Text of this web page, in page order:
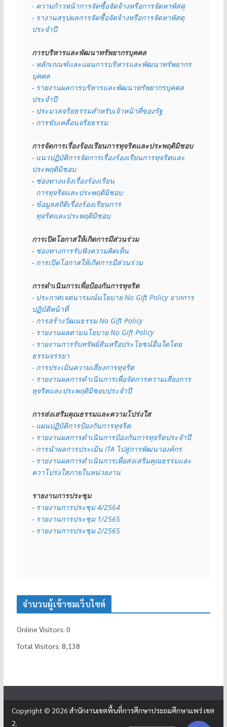
- ความก้าวหน้าการจัดซื้อจัดจ้างหรือการจัดหาพัสดุ
- รางานสรุปผลการจัดซื้อจัดจ้างหรือการจัดหาพัสดุ
ประจำปี
การบริหารและพัฒนาทรัพยากรบุคคล
- หลักเกณฑ์และแผนการบริหารและพัฒนาทรัพยากร
บุคคล
- รายงานผลการบริหารและพัฒนาทรัพยากรบุคคล
ประจำปี
- ประมวลจริยธรรมสำหรับเจ้าหน้าที่ของรัฐ
- การขับเคลื่อนจริยธรรม
การจัดการเรื่องร้องเรียนการทุจริตและประพฤติมิชอบ
- แนวปฏิบัติการจัดการเรื่องร้องเรียนการทุจริตและ
ประพฤติมิชอบ
- ช่องทางแจ้งเรื่องร้องเรียน
  การทุจริตและประพฤติมิชอบ
- ข้อมูลสถิติเรื่องร้องเรียนการ
  ทุจริตและประพฤติมิชอบ
การเปิดโอกาสให้เกิดการมีส่วนร่วม
- ช่องทางการรับฟังความคิดเห็น
- การเปิดโอกาสให้เกิดการมีส่วนร่วม
การดำเนินการเพื่อป้องกันการทุจริต
- ประกาศเจตนารมณ์นโยบาย No Gift Policy จากการ
ปฏิบัติหน้าที่
- การสร้างวัฒนธรรม No Gift Policy
- รายงานผลตามนโยบาย No Gift Policy
- รายงานการรับทรัพย์สินหรือประโยชน์อื่นใดโดย
ธรรมจรรยา
- การประเมินความเสี่ยงการทุจริต
- รายงานผลการดำเนินการเพื่อจัดการความเสี่ยงการ
ทุจริตและประพฤติมิชอบประจำปี
การส่งเสริมคุณธรรมและความโปร่งใส
- แผนปฏิบัติการป้องกันการทุจริต
- รายงานผลการดำเนินการป้องกันการทุจริตประจำปี
- การนำผลการประเมิน ITA ไปสู่การพัฒนาองค์กร
- รายงานผลการดำเนินการเพื่อส่งเสริมคุณธรรมและ
ควาโปร่งใสภายในหน่วยงาน
รายงานการประชุม
- รายงานการประชุม 4/2564
- รายงานการประชุม 1/2565
- รายงานการประชุม 2/2565
จำนวนผู้เข้าชมเว็บไซต์
Online Visitors: 0
Total Visitors: 8,138
Copyright © 2026 สำนักงานเขตพื้นที่การศึกษาประถมศึกษาแพร่ เขต
2.